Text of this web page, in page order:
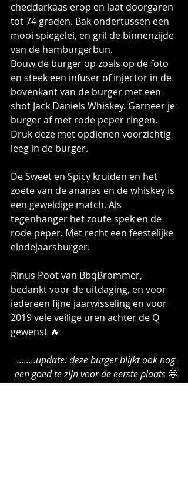
cheddarkaas erop en laat doorgaren
tot 74 graden. Bak ondertussen een
mooi spiegelei, en gril de binnenzijde
van de hamburgerbun.
Bouw de burger op zoals op de foto
en steek een infuser of injector in de
bovenkant van de burger met een
shot Jack Daniels Whiskey. Garneer je
burger af met rode peper ringen.
Druk deze met opdienen voorzichtig
leeg in de burger.
De Sweet en Spicy kruiden en het
zoete van de ananas en de whiskey is
een geweldige match. Als
tegenhanger het zoute spek en de
rode peper. Met recht een feestelijke
eindejaarsburger.
Rinus Poot van BbqBrommer,
bedankt voor de uitdaging, en voor
iedereen fijne jaarwisseling en voor
2019 vele veilige uren achter de Q
gewenst 🔥
........update: deze burger blijkt ook nog
een goed te zijn voor de eerste plaats 🤩